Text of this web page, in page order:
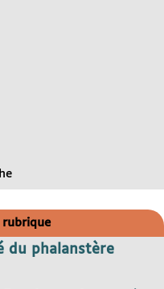
rubrique
du phalanstère